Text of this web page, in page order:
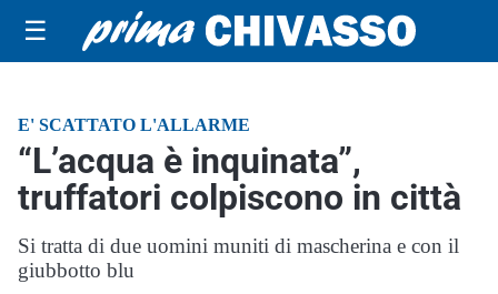
☰
E' SCATTATO L'ALLARME
“L’acqua è inquinata”,
truffatori colpiscono in città
Si tratta di due uomini muniti di mascherina e con il
giubbotto blu